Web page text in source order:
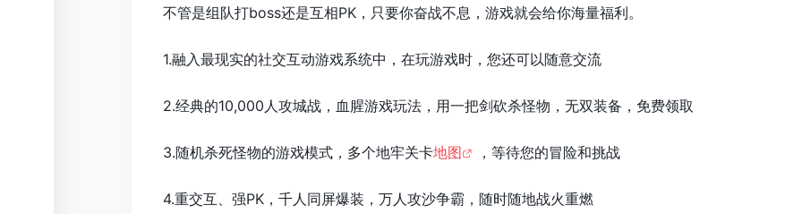
不管是组队打boss还是互相PK，只要你奋战不息，游戏就会给你海量福利。
1.融入最现实的社交互动游戏系统中，在玩游戏时，您还可以随意交流
2.经典的10,000人攻城战，血腥游戏玩法，用一把剑砍杀怪物，无双装备，免费领取
3.随机杀死怪物的游戏模式，多个地牢关卡地图 ，等待您的冒险和挑战
4.重交互、强PK，千人同屏爆装，万人攻沙争霸，随时随地战火重燃